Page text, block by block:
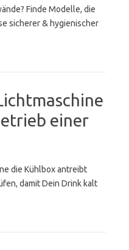
Finde Modelle, die
sicherer & hygienischer
einer
die Kühlbox antreibt
damit Dein Drink kalt